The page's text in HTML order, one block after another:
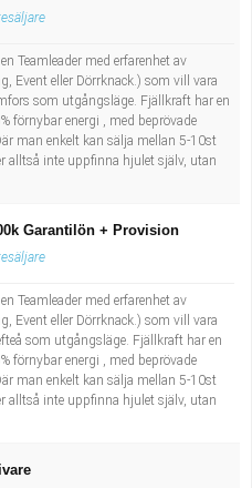
Teamleader med erfarenhet av
Event eller Dörrknack.) som vill vara
som utgångsläge. Fjällkraft har en
förnybar energi , med beprövade
man enkelt kan sälja mellan 5-10st
alltså inte uppfinna hjulet själv, utan
Garantilön + Provision
Teamleader med erfarenhet av
Event eller Dörrknack.) som vill vara
som utgångsläge. Fjällkraft har en
förnybar energi , med beprövade
man enkelt kan sälja mellan 5-10st
alltså inte uppfinna hjulet själv, utan